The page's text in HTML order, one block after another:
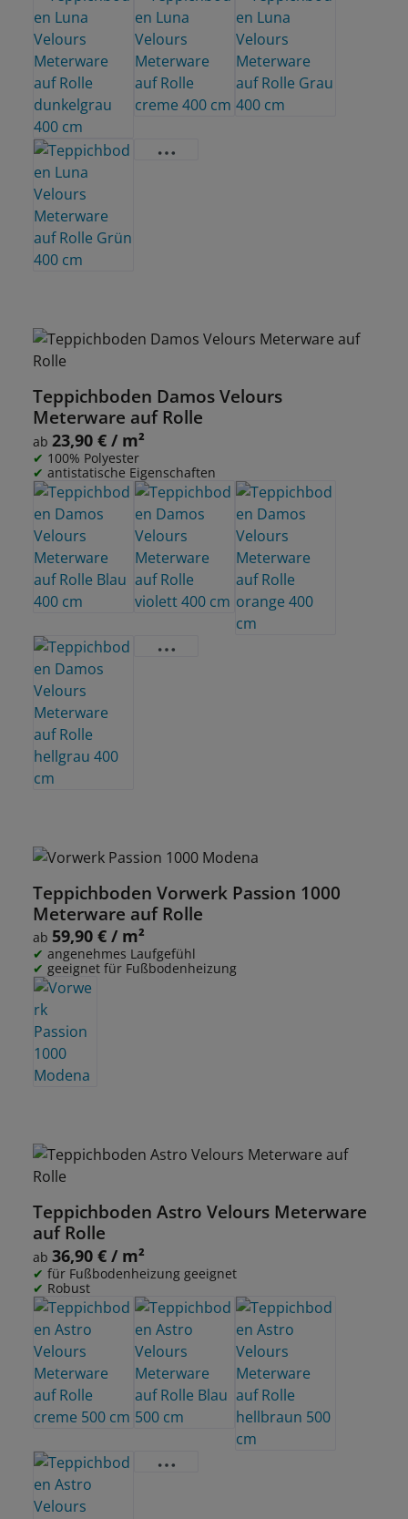
Teppichboden Damos Velours
Meterware auf Rolle
Regulärer Preis:
ab 23,90 € / m²
100% Polyester
antistatische Eigenschaften
Teppichboden Vorwerk Passion 1000
Meterware auf Rolle
Regulärer Preis:
ab 59,90 € / m²
angenehmes Laufgefühl
geeignet für Fußbodenheizung
Teppichboden Astro Velours Meterware
auf Rolle
Regulärer Preis:
ab 36,90 € / m²
für Fußbodenheizung geeignet
Robust